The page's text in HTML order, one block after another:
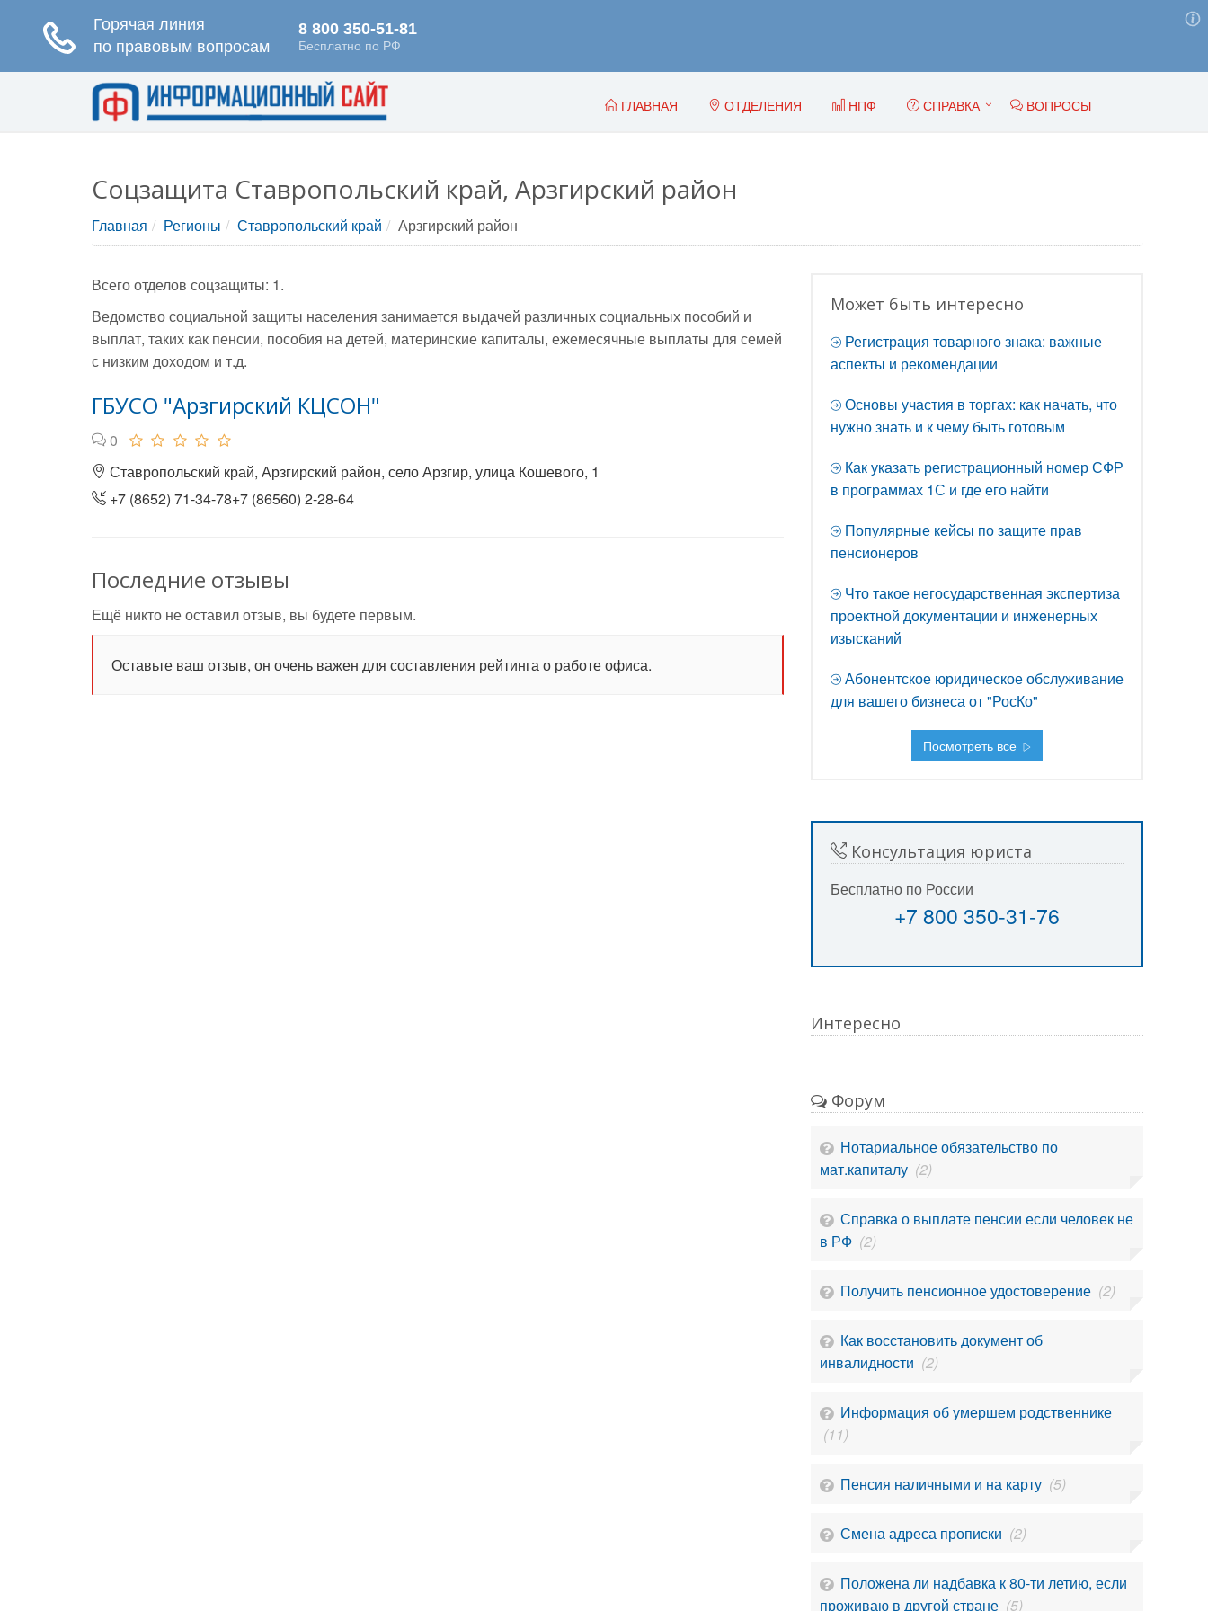
ГЛАВНАЯ ОТДЕЛЕНИЯ НПФ СПРАВКА ВОПРОСЫ
Соцзащита Ставропольский край, Арзгирский район
Главная Регионы Ставропольский край Арзгирский район
Всего отделов соцзащиты: 1.
Ведомство социальной защиты населения занимается выдачей различных социальных пособий и
выплат, таких как пенсии, пособия на детей, материнские капиталы, ежемесячные выплаты для семей
с низким доходом и т.д.
ГБУСО "Арзгирский КЦСОН"
0
Ставропольский край, Арзгирский район, село Арзгир, улица Кошевого, 1
+7 (8652) 71-34-78+7 (86560) 2-28-64
Последние отзывы
Ещё никто не оставил отзыв, вы будете первым.
Оставьте ваш отзыв, он очень важен для составления рейтинга о работе офиса.
Может быть интересно
Регистрация товарного знака: важные
аспекты и рекомендации
Основы участия в торгах: как начать, что
нужно знать и к чему быть готовым
Как указать регистрационный номер СФР
в программах 1С и где его найти
Популярные кейсы по защите прав
пенсионеров
Что такое негосударственная экспертиза
проектной документации и инженерных
изысканий
Абонентское юридическое обслуживание
для вашего бизнеса от "РосКо"
Посмотреть все
Консультация юриста
Бесплатно по России
+7 800 350-31-76
Интересно
Форум
Нотариальное обязательство по
мат.капиталу (2)
Справка о выплате пенсии если человек не
в РФ (2)
Получить пенсионное удостоверение (2)
Как восстановить документ об
инвалидности (2)
Информация об умершем родственнике
(11)
Пенсия наличными и на карту (5)
Смена адреса прописки (2)
Положена ли надбавка к 80-ти летию, если
проживаю в другой стране (5)